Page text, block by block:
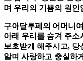
며 우리의 기쁨의 원인
구아달루페의 어머니
아래 우리를 숨겨 주소
보호받게 해주시고, 당
알며 사랑하고 충실하